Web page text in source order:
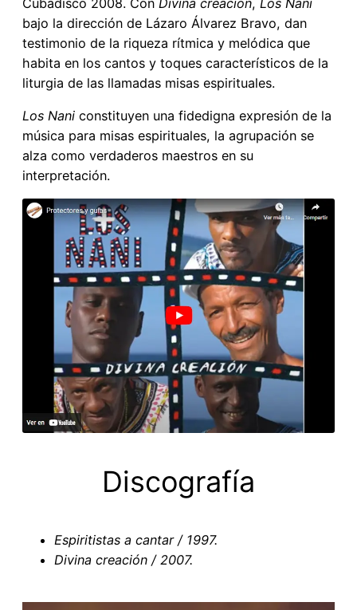
bajo la dirección de Lázaro Álvarez Bravo, dan
testimonio de la riqueza rítmica y melódica que
habita en los cantos y toques característicos de la
liturgia de las llamadas misas espirituales.
Los Nani constituyen una fidedigna expresión de la
música para misas espirituales, la agrupación se
alza como verdaderos maestros en su
interpretación.
Discografía
Espiritistas a cantar / 1997.
Divina creación / 2007.